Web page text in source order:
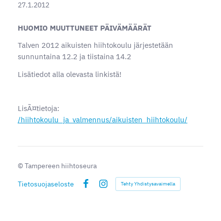
27.1.2012
HUOMIO MUUTTUNEET PÄIVÄMÄÄRÄT
Talven 2012 aikuisten hiihtokoulu järjestetään
sunnuntaina 12.2 ja tiistaina 14.2
Lisätiedot alla olevasta linkistä!
LisÃ¤tietoja:
/hiihtokoulu_ja_valmennus/aikuisten_hiihtokoulu/
© Tampereen hiihtoseura
Tietosuojaseloste
Instagram
Tehty Yhdistysavaimella